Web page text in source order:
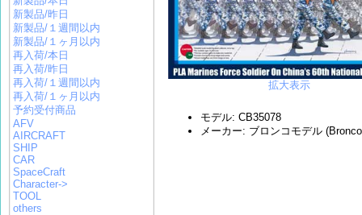
新製品/昨日
新製品/１週間以内
新製品/１ヶ月以内
再入荷/本日
再入荷/昨日
再入荷/１週間以内
再入荷/１ヶ月以内
予約受付商品
AFV
AIRCRAFT
SHIP
CAR
SpaceCraft
Character->
TOOL
others
拡大表示
モデル: CB35078
メーカー: ブロンコモデル